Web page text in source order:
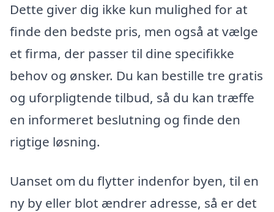
Dette giver dig ikke kun mulighed for at
finde den bedste pris, men også at vælge
et firma, der passer til dine specifikke
behov og ønsker. Du kan bestille tre gratis
og uforpligtende tilbud, så du kan træffe
en informeret beslutning og finde den
rigtige løsning.
Uanset om du flytter indenfor byen, til en
ny by eller blot ændrer adresse, så er det